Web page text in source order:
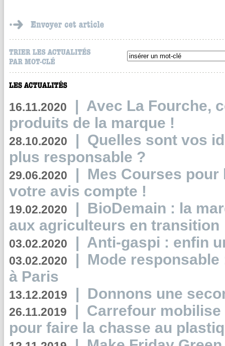
16.11.2020 | Avec La Fourche,
produits de la marque !
28.10.2020 | Quelles sont vos
plus responsable ?
29.06.2020 | Mes Courses pour
votre avis compte !
19.02.2020 | BioDemain : la
aux agriculteurs en transition
03.02.2020 | Anti-gaspi : enfin
03.02.2020 | Mode
à Paris
13.12.2019 | Donnons une
26.11.2019 | Carrefour
pour faire la chasse au